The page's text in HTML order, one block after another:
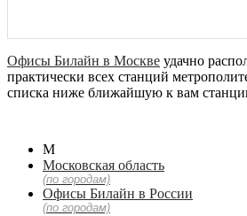
Офисы Билайн в Москве удачно
практически всех станций
списка ниже ближайшую к вам
М
Московская область
(по городам)
Офисы Билайн в России
(по городам)